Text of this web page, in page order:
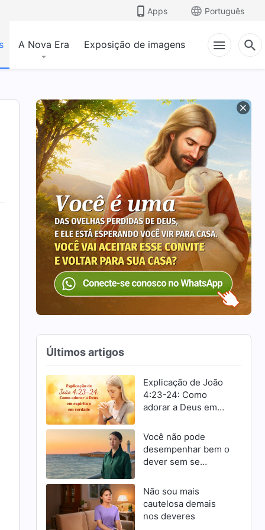
Apps Português
A Nova Era Exposição de imagens
Últimos artigos
Explicação de João
4:23-24: Como
adorar a Deus em
verdade
Você não pode
desempenhar bem o
dever sem se
progredir
Não sou mais
cautelosa demais
nos deveres